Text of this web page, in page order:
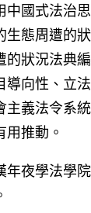
中國式法治
生態周遭的
的狀況法典
導向性、立
主義法令系
用推動。
年夜學法學